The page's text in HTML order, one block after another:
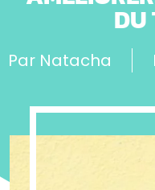
DU
Par Natacha